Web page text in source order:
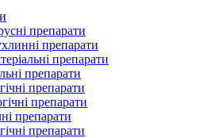
препарати
препарати
препарати
препарати
препарати
препарати
препарати
препарати